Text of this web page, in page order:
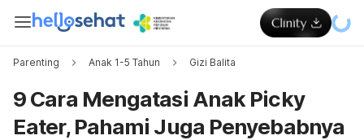
Parenting Anak 1-5 Tahun Gizi Balita
9 Cara Mengatasi Anak Picky
Eater, Pahami Juga Penyebabnya